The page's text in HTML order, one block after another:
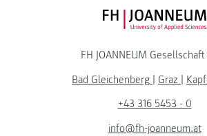
FH JOANNEUM
Bad Gleichenberg | Graz |
+43 316 5453 - 0
info@fh-joanneum.at